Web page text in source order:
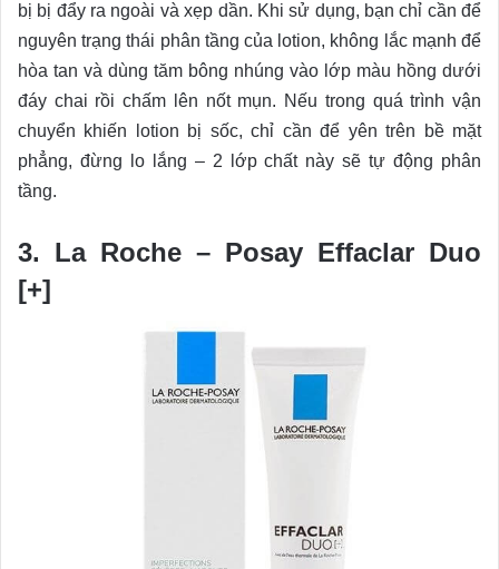
bị bị đẩy ra ngoài và xẹp dần. Khi sử dụng, bạn chỉ cần để
nguyên trạng thái phân tầng của lotion, không lắc mạnh để
hòa tan và dùng tăm bông nhúng vào lớp màu hồng dưới
đáy chai rồi chấm lên nốt mụn. Nếu trong quá trình vận
chuyển khiến lotion bị sốc, chỉ cần để yên trên bề mặt
phẳng, đừng lo lắng – 2 lớp chất này sẽ tự động phân
tầng.
3. La Roche – Posay Effaclar Duo
[+]